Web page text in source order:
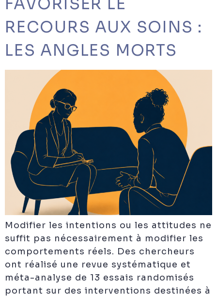
FAVORISER LE
RECOURS AUX SOINS :
LES ANGLES MORTS
Modifier les intentions ou les attitudes ne
suffit pas nécessairement à modifier les
comportements réels. Des chercheurs
ont réalisé une revue systématique et
méta-analyse de 13 essais randomisés
portant sur des interventions destinées à